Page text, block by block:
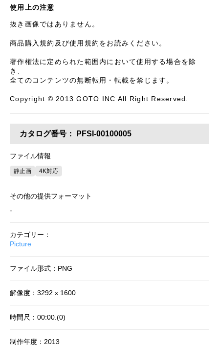
使用上の注意
抜き画像ではありません。
商品購入規約及び使用規約をお読みください。
著作権法に定められた範囲内において使用する場合を除
き、
全てのコンテンツの無断転用・転載を禁じます。
Copyright © 2013 GOTO INC All Right Reserved.
カタログ番号： PFSI-00100005
ファイル情報
静止画 4K対応
その他の提供フォーマット
-
カテゴリー：
Picture
ファイル形式：PNG
解像度：3292 x 1600
時間尺：00:00.(0)
制作年度：2013